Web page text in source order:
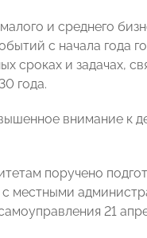
и среднего
с начала года
сроках и задачах,
года.
внимание к
поручено
местными
21